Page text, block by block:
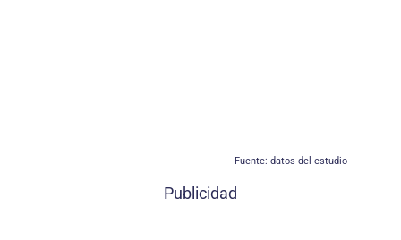
Fuente: datos del estudio
Publicidad